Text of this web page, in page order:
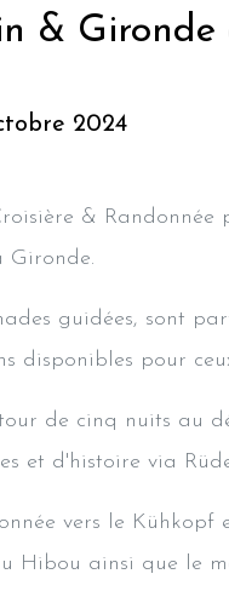
&
2024
&
Gironde.
guidées, sont
disponibles pour
de cinq nuits au
et d'histoire via
vers le Kühkopf
Hibou ainsi que le